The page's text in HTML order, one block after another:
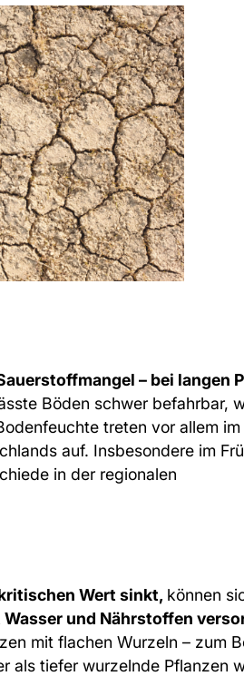
– bei langen
Böden schwer befahrbar,
treten vor allem im
auf. Insbesondere im
in der regionalen
Wert sinkt, können
und Nährstoffen
mit flachen Wurzeln – zum
als tiefer wurzelnde Pflanzen